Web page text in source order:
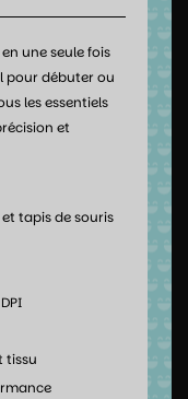
une seule fois
pour débuter ou
les essentiels
et
tapis de souris
tissu